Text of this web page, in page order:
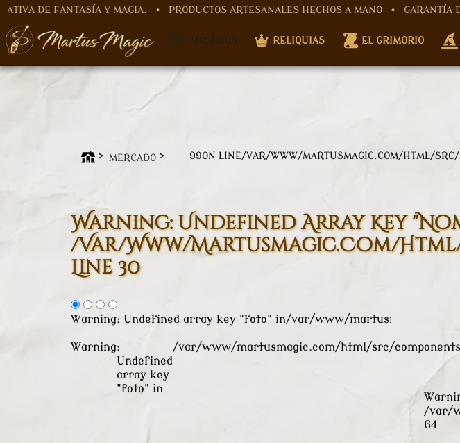
Y MAGIA. • PRODUCTOS ARTESANALES HECHOS A MANO • GARANTÍA DE
RELIQUIAS EL GRIMORIO
Warning: Undefined array key "id_categoria" in/var/www/martusmagic.com/
/VAR/WWW/MARTUSMAGIC.COM/HTML/
ON LINE
99
MERCADO
Warning: Undefined Array Key
/var/www/martusmagic.com/
Line30
Warning: Undefined array key "foto" in/var/www/martusmagic.com/
Warning:
Undefined
array key
"foto" in
/var/www/martusmagic.com/html/src/
/var/
64